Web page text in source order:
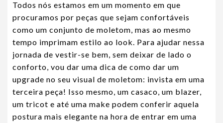
Todos nós estamos em um momento em que
procuramos por peças que sejam confortáveis
como um conjunto de moletom, mas ao mesmo
tempo imprimam estilo ao look. Para ajudar nessa
jornada de vestir-se bem, sem deixar de lado o
conforto, vou dar uma dica de como dar um
upgrade no seu visual de moletom: invista em uma
terceira peça! Isso mesmo, um casaco, um blazer,
um tricot e até uma make podem conferir aquela
postura mais elegante na hora de entrar em uma